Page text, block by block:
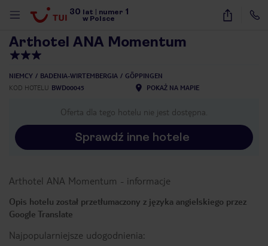
30 lat numer 1
w Polsce
40
Arthotel ANA Momentum
NIEMCY BADENIA-WIRTEMBERGIA
GÖPPINGEN
KOD HOTELU BWD00045 POKAŻ NA MAPIE
Oferta dla tego hotelu nie jest dostępna.
Sprawdź inne hotele
Arthotel ANA Momentum - informacje
Opis hotelu został przetłumaczony z języka angielskiego przez
Google Translate
Najpopularniejsze udogodnienia: